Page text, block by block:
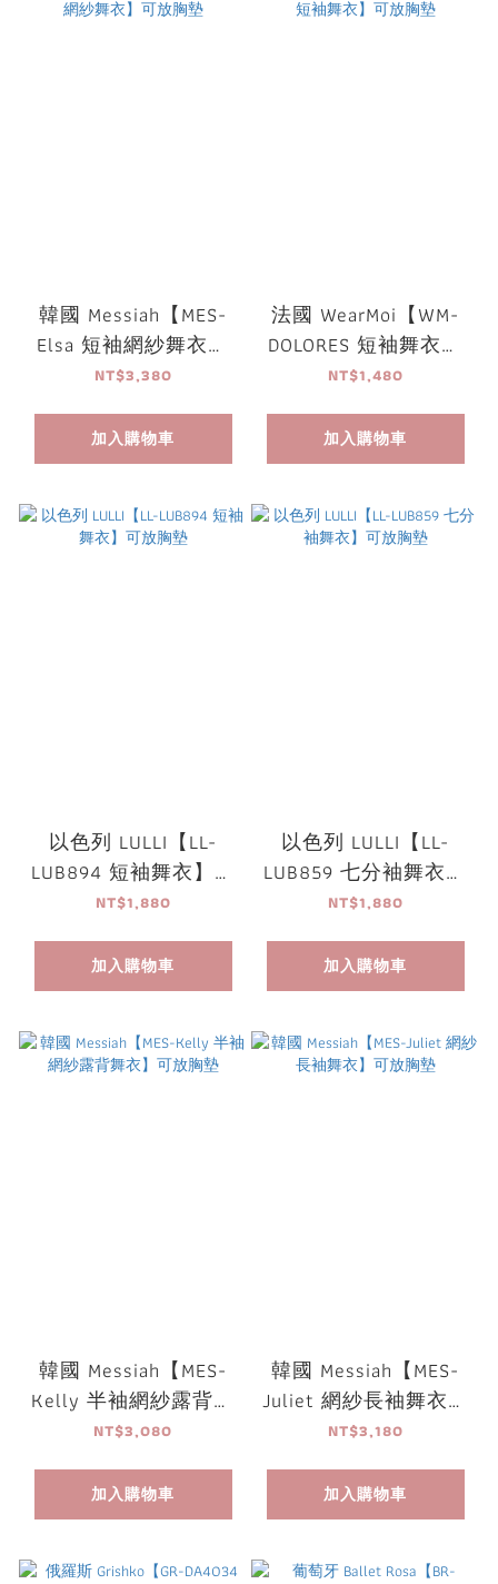
韓國 Messiah【MES-
Elsa 短袖網紗舞衣】
可放胸墊
NT$3,380
加入購物車
法國 WearMoi【WM-
DOLORES 短袖舞衣】
可放胸墊
NT$1,480
加入購物車
以色列 LULLI【LL-
LUB894 短袖舞衣】可
放胸墊
NT$1,880
加入購物車
以色列 LULLI【LL-
LUB859 七分袖舞衣】
可放胸墊
NT$1,880
加入購物車
韓國 Messiah【MES-
Kelly 半袖網紗露背舞
衣】可放胸墊
NT$3,080
加入購物車
韓國 Messiah【MES-
Juliet 網紗長袖舞衣】
可放胸墊
NT$3,180
加入購物車